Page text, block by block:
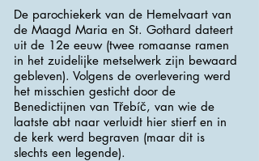
De parochiekerk van de Hemelvaart van
de Maagd Maria en St. Gothard dateert
uit de 12e eeuw (twee romaanse ramen
in het zuidelijke metselwerk zijn bewaard
gebleven). Volgens de overlevering werd
het misschien gesticht door de
Benedictijnen van Třebíč, van wie de
laatste abt naar verluidt hier stierf en in
de kerk werd begraven (maar dit is
slechts een legende).